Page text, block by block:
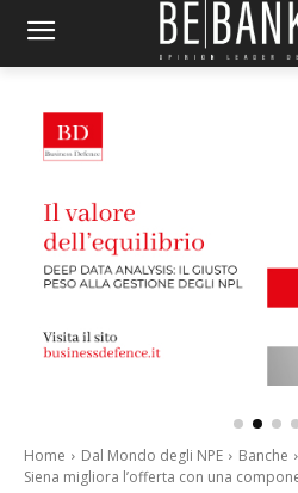
Home Dal Mondo degli NPE Banche
Siena migliora l’offerta con una